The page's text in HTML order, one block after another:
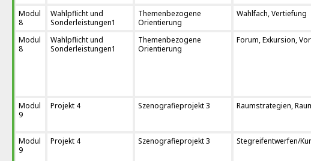
Modul
8
Wahlpflicht und
Sonderleistungen1
Themenbezogene
Orientierung
Wahlfach, Vertiefung
Modul
8
Wahlpflicht und
Sonderleistungen1
Themenbezogene
Orientierung
Forum, Exkursion,
Modul
9
Projekt 4 Szenografieprojekt 3 Raumstrategien,
Modul
9
Projekt 4 Szenografieprojekt 3 Stegreifentwerfen/